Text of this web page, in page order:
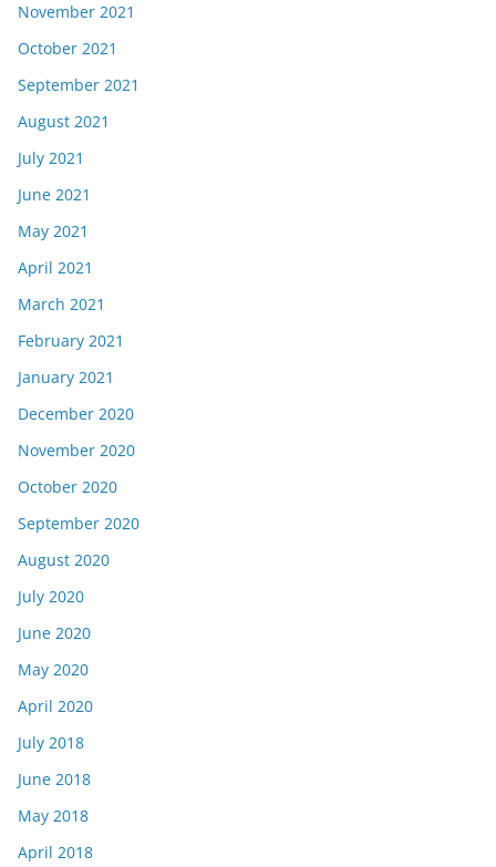
November 2021
October 2021
September 2021
August 2021
July 2021
June 2021
May 2021
April 2021
March 2021
February 2021
January 2021
December 2020
November 2020
October 2020
September 2020
August 2020
July 2020
June 2020
May 2020
April 2020
July 2018
June 2018
May 2018
April 2018